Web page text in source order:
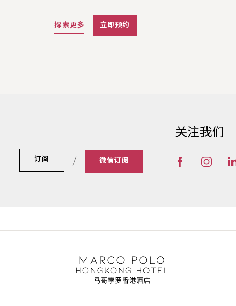
探索更多 立即预约
订阅 微信订阅
关注我们